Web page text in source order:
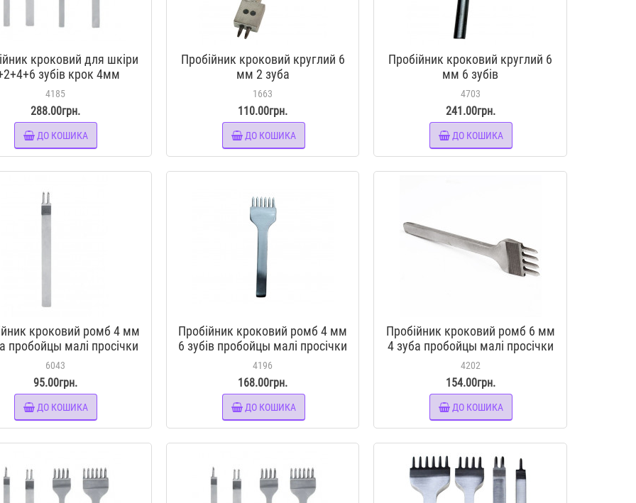
кроковий для шкіри
зубів крок 4мм
малі просічки вилочні
інструмент для шкіри
4185
288.00грн.
ДО КОШИКА
Пробійник кроковий круглий 6
мм 2 зуба
1663
110.00грн.
ДО КОШИКА
Пробійник кроковий круглий 6
мм 6 зубів
4703
241.00грн.
ДО КОШИКА
кроковий ромб 4 мм
пробойцы малі просічки
інструмент для шкіри
6043
95.00грн.
ДО КОШИКА
Пробійник кроковий ромб 4 мм
6 зубів пробойцы малі просічки
вилочні інструмент для шкіри
4196
168.00грн.
ДО КОШИКА
Пробійник кроковий ромб 6 мм
4 зуба пробойцы малі просічки
вилочні інструмент для шкіри
4202
154.00грн.
ДО КОШИКА